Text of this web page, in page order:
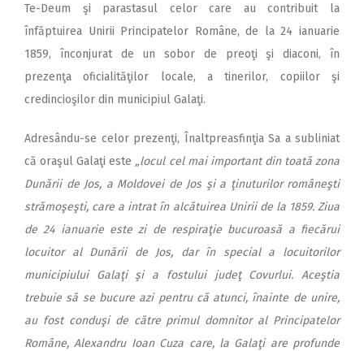
Te-Deum şi parastasul celor care au contribuit la
înfăptuirea Unirii Principatelor Române, de la 24 ianuarie
1859, înconjurat de un sobor de preoţi şi diaconi, în
prezenţa oficialităţilor locale, a tinerilor, copiilor şi
credincioşilor din municipiul Galaţi.
Adresându-se celor prezenţi, Înaltpreasfinţia Sa a subliniat
că oraşul Galaţi este „locul cel mai important din toată zona
Dunării de Jos, a Moldovei de Jos şi a ţinuturilor româneşti
strămoşeşti, care a intrat în alcătuirea Unirii de la 1859. Ziua
de 24 ianuarie este zi de respiraţie bucuroasă a fiecărui
locuitor al Dunării de Jos, dar în special a locuitorilor
municipiului Galaţi şi a fostului judeţ Covurlui. Aceştia
trebuie să se bucure azi pentru că atunci, înainte de unire,
au fost conduşi de către primul domnitor al Principatelor
Române, Alexandru Ioan Cuza care, la Galaţi are profunde